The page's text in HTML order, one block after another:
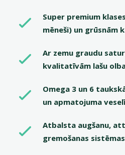
Super premium
mēneši) un grūsnām
Ar zemu graudu
kvalitatīvām lašu
Omega 3 un 6
un apmatojuma
Atbalsta augšanu,
gremošanas